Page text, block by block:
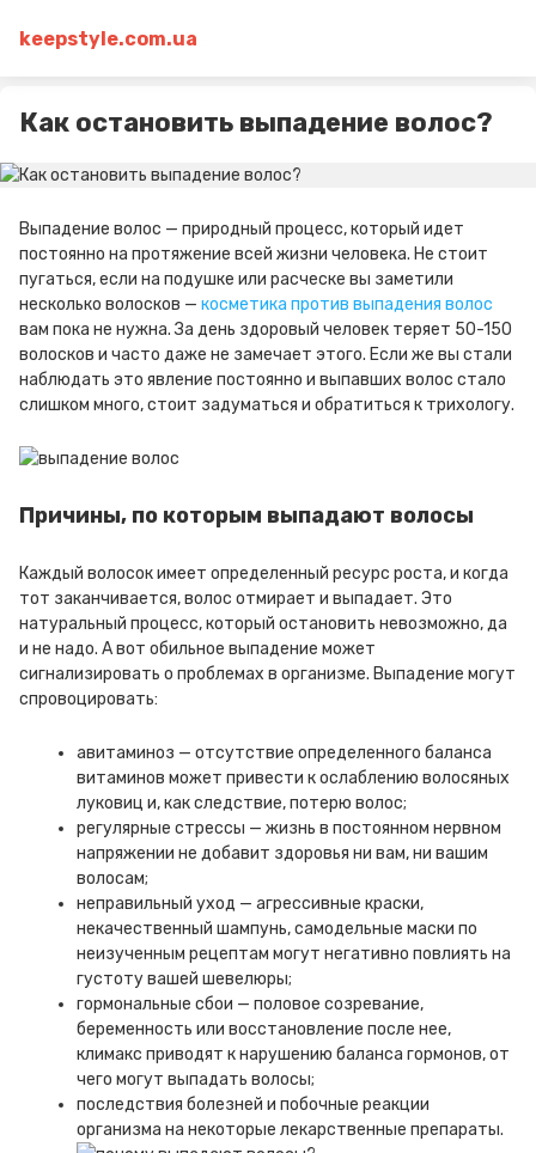
keepstyle.com.ua
Как остановить выпадение волос?
Выпадение волос — природный процесс, который идет
постоянно на протяжение всей жизни человека. Не стоит
пугаться, если на подушке или расческе вы заметили
несколько волосков — косметика против выпадения волос
вам пока не нужна. За день здоровый человек теряет 50-150
волосков и часто даже не замечает этого. Если же вы стали
наблюдать это явление постоянно и выпавших волос стало
слишком много, стоит задуматься и обратиться к трихологу.
Причины, по которым выпадают волосы
Каждый волосок имеет определенный ресурс роста, и когда
тот заканчивается, волос отмирает и выпадает. Это
натуральный процесс, который остановить невозможно, да
и не надо. А вот обильное выпадение может
сигнализировать о проблемах в организме. Выпадение могут
спровоцировать:
авитаминоз — отсутствие определенного баланса
витаминов может привести к ослаблению волосяных
луковиц и, как следствие, потерю волос;
регулярные стрессы — жизнь в постоянном нервном
напряжении не добавит здоровья ни вам, ни вашим
волосам;
неправильный уход — агрессивные краски,
некачественный шампунь, самодельные маски по
неизученным рецептам могут негативно повлиять на
густоту вашей шевелюры;
гормональные сбои — половое созревание,
беременность или восстановление после нее,
климакс приводят к нарушению баланса гормонов, от
чего могут выпадать волосы;
последствия болезней и побочные реакции
организма на некоторые лекарственные препараты.